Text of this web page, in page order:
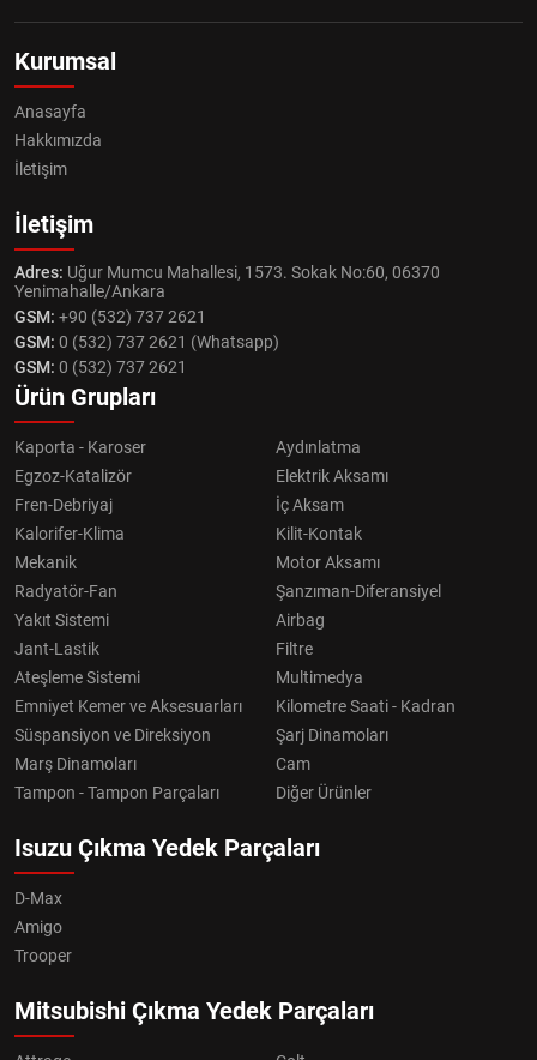
Kurumsal
Anasayfa
Hakkımızda
İletişim
İletişim
Adres: Uğur Mumcu Mahallesi, 1573. Sokak No:60, 06370
Yenimahalle/Ankara
GSM: +90 (532) 737 2621
GSM: 0 (532) 737 2621 (Whatsapp)
GSM: 0 (532) 737 2621
Ürün Grupları
Kaporta - Karoser
Aydınlatma
Egzoz-Katalizör
Elektrik Aksamı
Fren-Debriyaj
İç Aksam
Kalorifer-Klima
Kilit-Kontak
Mekanik
Motor Aksamı
Radyatör-Fan
Şanzıman-Diferansiyel
Yakıt Sistemi
Airbag
Jant-Lastik
Filtre
Ateşleme Sistemi
Multimedya
Emniyet Kemer ve Aksesuarları
Kilometre Saati - Kadran
Süspansiyon ve Direksiyon
Şarj Dinamoları
Marş Dinamoları
Cam
Tampon - Tampon Parçaları
Diğer Ürünler
Isuzu Çıkma Yedek Parçaları
D-Max
Amigo
Trooper
Mitsubishi Çıkma Yedek Parçaları